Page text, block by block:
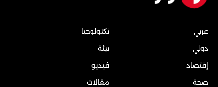
عربي
دولي
إقتصاد
صحة
تكنولوجيا
بيئة
فيديو
مقالات